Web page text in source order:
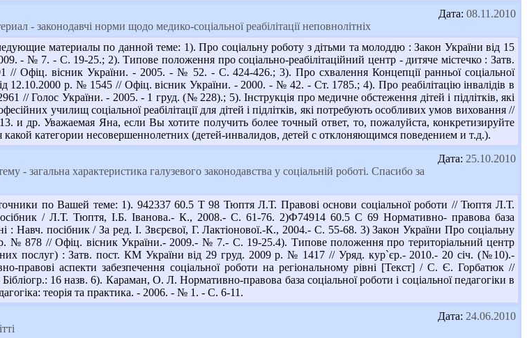
Дата: 08.11.2010
- законодавчі норми щодо медико-соціальної реабілітації неповнолітніх
материалы по данной теме: 1). Про соціальну роботу з дітьми та молоддю : Закон України від 15
- № 7. - С. 19-25.; 2). Типове положення про соціально-реабілітаційний центр - дитяче містечко : Затв.
Офіц. вісник України. - 2005. - № 52. - С. 424-426.; 3). Про схвалення Концепції ранньої соціальної
12.10.2000 р. № 1545 // Офіц. вісник України. - 2000. - № 42. - Ст. 1785.; 4). Про реабілітацію інвалідів в
// Голос України. - 2005. - 1 груд. (№ 228).; 5). Інструкція про медичне обстеження дітей і підлітків, які
училищ соціальної реабілітації для дітей і підлітків, які потребують особливих умов виховання //
и др. Уважаемая Яна, если Вы хотите получить более точный ответ, то, пожалуйста, конкретизируйте
категории несовершеннолетних (детей-инвалидов, детей с отклоняющимся поведением и т.д.).
Дата: 25.10.2010
- загальна характеристика галузевого законодавства у соціальній роботі. Спасибо за
по Вашей теме: 1). 942337 60.5 Т 98 Тюптя Л.Т. Правові основи соціальної роботи // Тюптя Л.Т.
/ Л.Т. Тюптя, І.Б. Іванова.- К., 2008.- С. 61-76. 2)Ф74914 60.5 С 69 Нормативно- правова база
: Навч. посібник / За ред. І. Звєрєвої, Г. Лактіонової.-К., 2004.- С. 55-68. 3) Закон України Про соціальну
№ 878 // Офіц. вісник України.- 2009.- № 7.- С. 19-25.4). Типове положення про територіальний центр
послуг) : Затв. пост. КМ України від 29 груд. 2009 р. № 1417 // Уряд. кур`єр.- 2010.- 20 січ. (№10).-
аспекти забезпечення соціальної роботи на регіональному рівні [Текст] / С. Є. Горбатюк //
16 назв. 6). Караман, О. Л. Нормативно-правова база соціальної роботи і соціальної педагогіки в
теорія та практика. - 2006. - № 1. - С. 6-11.
Дата: 24.06.2010